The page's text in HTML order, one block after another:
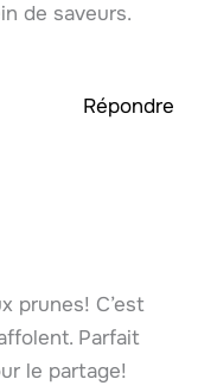
de saveurs.
Répondre
prunes! C’est
Parfait
le partage!